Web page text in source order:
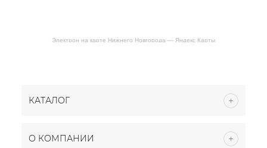
Электрон на карте Нижнего Новгорода — Яндекс Карты
КАТАЛОГ
О КОМПАНИИ